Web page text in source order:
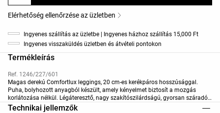
Elérhetőség ellenőrzése az üzletben
Ingyenes szállítás az üzletbe | Ingyenes házhoz szállítás 15,000 Ft
Ingyenes visszaküldés üzletben és átvételi pontokon
Termékleírás
Ref. 1246/227/601
Magas derekú Comfortlux leggings, 20 cm-es kerékpáros hosszúsággal.
Puha, bolyhozott anyagból készült, amely kényelmet biztosít a mozgás
korlátozása nélkül. Légáteresztő, nagy szakítószilárdságú, gyorsan száradó
anyag.
Technikai jellemzők